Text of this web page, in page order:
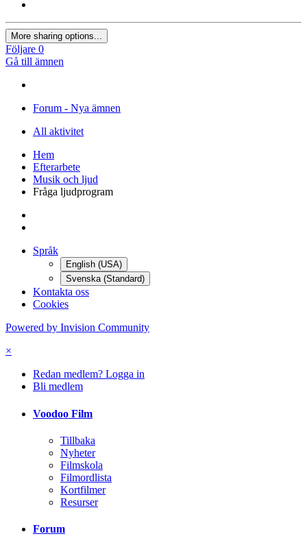
More sharing options...
Följare 0
Gå till ämnen
Forum - Nya ämnen
All aktivitet
Hem
Efterarbete
Musik och ljud
Fråga ljudprogram
Språk
English (USA)
Svenska (Standard)
Kontakta oss
Cookies
Powered by Invision Community
×
Redan medlem? Logga in
Bli medlem
Voodoo Film
Tillbaka
Nyheter
Filmskola
Filmordlista
Kortfilmer
Resurser
Forum